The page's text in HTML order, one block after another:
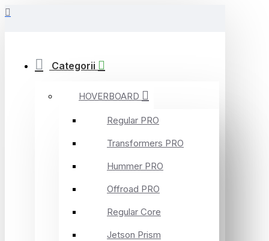
Categorii
HOVERBOARD
Regular PRO
Transformers PRO
Hummer PRO
Offroad PRO
Regular Core
Jetson Prism